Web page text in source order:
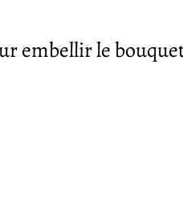
embellir le